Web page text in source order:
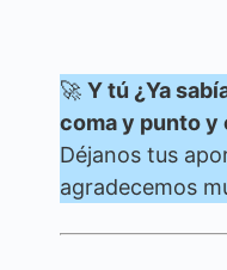
🚀 Y tú ¿Ya
coma y punto y
Déjanos tus
agradecemos